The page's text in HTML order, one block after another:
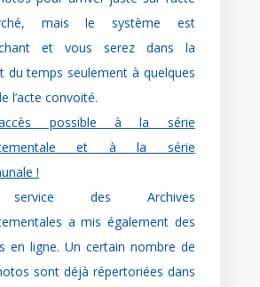
mais le système est
et vous serez dans la
du temps seulement à quelques
l’acte convoité.
possible à la série
et à la série
!
des Archives
a mis également des
en ligne. Un certain nombre de
sont déjà répertoriées dans